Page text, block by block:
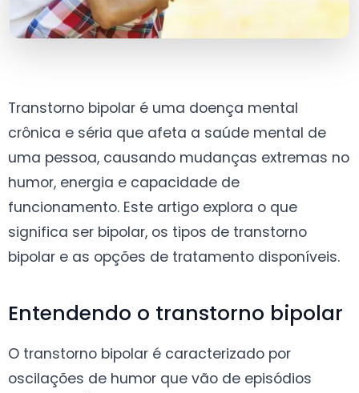
Transtorno bipolar é uma doença mental
crônica e séria que afeta a saúde mental de
uma pessoa, causando mudanças extremas no
humor, energia e capacidade de
funcionamento. Este artigo explora o que
significa ser bipolar, os tipos de transtorno
bipolar e as opções de tratamento disponíveis.
Entendendo o transtorno bipolar
O transtorno bipolar é caracterizado por
oscilações de humor que vão de episódios